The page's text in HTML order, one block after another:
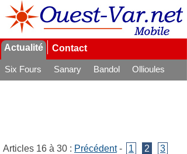
Actualité Contact
Six Fours Sanary Bandol
Ollioules
Articles 16 à 30 : Précédent- 1 2
3